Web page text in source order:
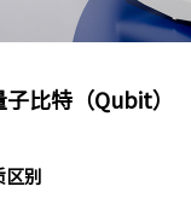
比特（Qubit）
区别